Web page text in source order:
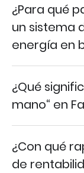
¿Para qué
un sistema
energía en
¿Qué
mano“ en
¿Con qué
de